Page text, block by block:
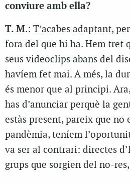
conviure amb ella?
T. M.: T’acabes adaptant,
fora del que hi ha. Hem tret
seus videoclips abans del
havíem fet mai. A més, la
és menor que al principi.
has d’anunciar perquè la
estàs present, pareix que no
pandèmia, teníem
va ser al contrari: directes
grups que sorgien del no-